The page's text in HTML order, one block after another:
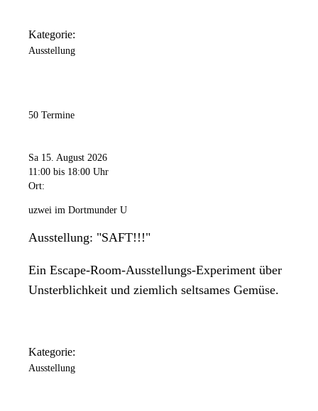
Kategorie:
Ausstellung
50 Termine
Sa 15. August 2026
11:00 bis 18:00 Uhr
Ort:
uzwei im Dortmunder U
Ausstellung: "SAFT!!!"
Ein Escape-Room-Ausstellungs-Experiment über
Unsterblichkeit und ziemlich seltsames Gemüse.
Kategorie:
Ausstellung